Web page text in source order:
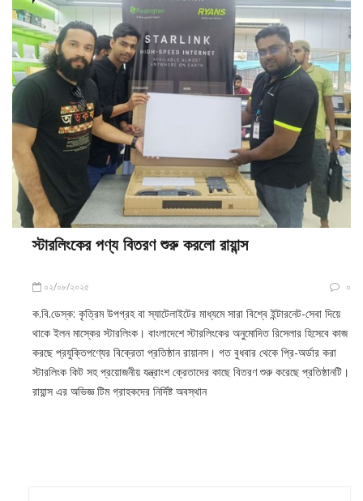
স্টারলিংকের পণ্য বিতরণ শুরু করলো রায়ান্স
০২/০৮/২০২৫ ০
ক.বি.ডেস্ক: কৃত্রিম উপগ্রহ বা স্যাটেলাইটের মাধ্যমে সারা বিশ্বে ইন্টারনেট-সেবা দিয়ে
থাকে ইলন মাস্কের স্টারলিংক। বাংলাদেশে স্টারলিংকের অনুমোদিত রিসেলার হিসেবে কাজ
করছে প্রযুক্তিপণ্যের বিক্রেতা প্রতিষ্ঠান রায়ানস। গত বুধবার থেকে প্রি-অর্ডার করা
স্টারলিংক কিট সহ প্রয়োজনীয় যন্ত্রাংশ ক্রেতাদের কাছে বিতরণ শুরু করেছে প্রতিষ্ঠানটি।
রায়ান্স এর অভিজ্ঞ টিম গ্রাহকদের নির্দিষ্ট অবস্থান